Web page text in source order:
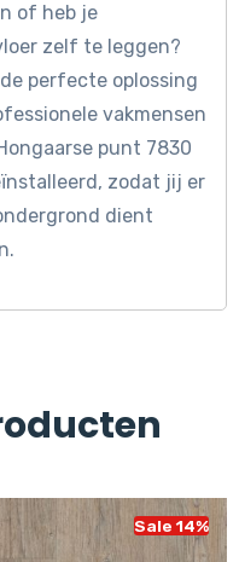
of heb je
zelf te leggen?
perfecte oplossing
vakmensen
punt 7830
zodat jij er
dient
Sale 14%